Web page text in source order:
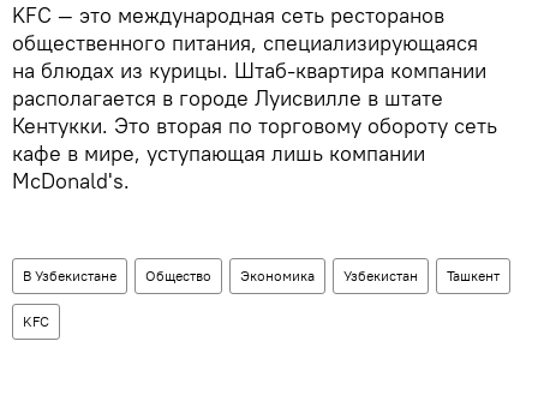
KFC — это международная сеть ресторанов
общественного питания, специализирующаяся
на блюдах из курицы. Штаб-квартира компании
располагается в городе Луисвилле в штате
Кентукки. Это вторая по торговому обороту сеть
кафе в мире, уступающая лишь компании
McDonald's.
В Узбекистане Общество Экономика Узбекистан Ташкент
KFC